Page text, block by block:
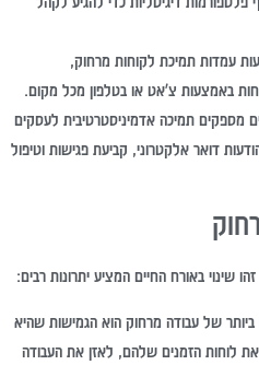
עמדות תמיכת לקוחות מרחוק,
באמצעות צ'אט או בטלפון מכל מקום.
מספקים תמיכה אדמיניסטרטיבית לעסקים
דואר אלקטרוני, קביעת פגישות וטיפול
שינוי באורח החיים המציע יתרונות רבים:
ביותר של עבודה מרחוק הוא הגמישות שהיא
לוחות הזמנים שלהם, לאזן את העבודה